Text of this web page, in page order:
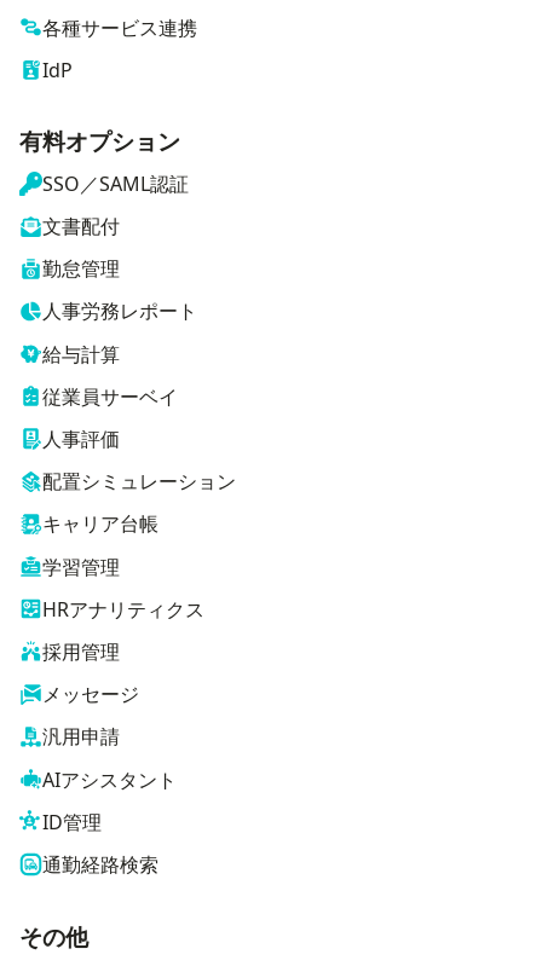
各種サービス連携
IdP
有料オプション
SSO／SAML認証
文書配付
勤怠管理
人事労務レポート
給与計算
従業員サーベイ
人事評価
配置シミュレーション
キャリア台帳
学習管理
HRアナリティクス
採用管理
メッセージ
汎用申請
AIアシスタント
ID管理
通勤経路検索
その他